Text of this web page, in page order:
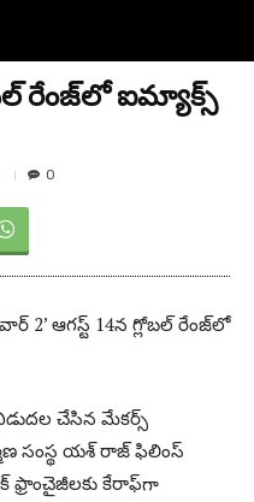
రేంజ్‌లో ఐమ్యాక్స్
0
2’ ఆగస్ట్ 14న గ్లోబల్ రేంజ్‌లో
విడుదల చేసిన మేకర్స్
సంస్థ యశ్ రాజ్ ఫిలింస్
ఫ్రాంచైజీలకు కేరాఫ్‌గా